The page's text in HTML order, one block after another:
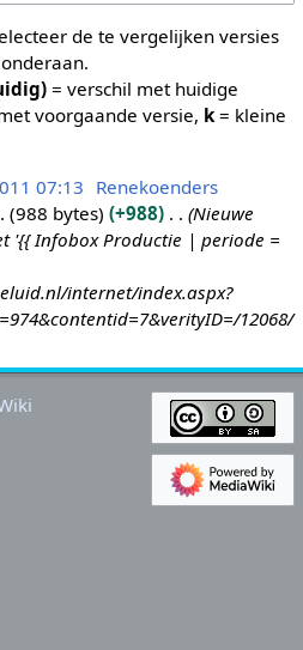
de te vergelijken versies
= verschil met huidige
voorgaande versie, k= kleine
07:13
Renekoenders
988 bytes +988
Nieuwe
'{{ Infobox Productie | periode =
internet/index.aspx?
12068/